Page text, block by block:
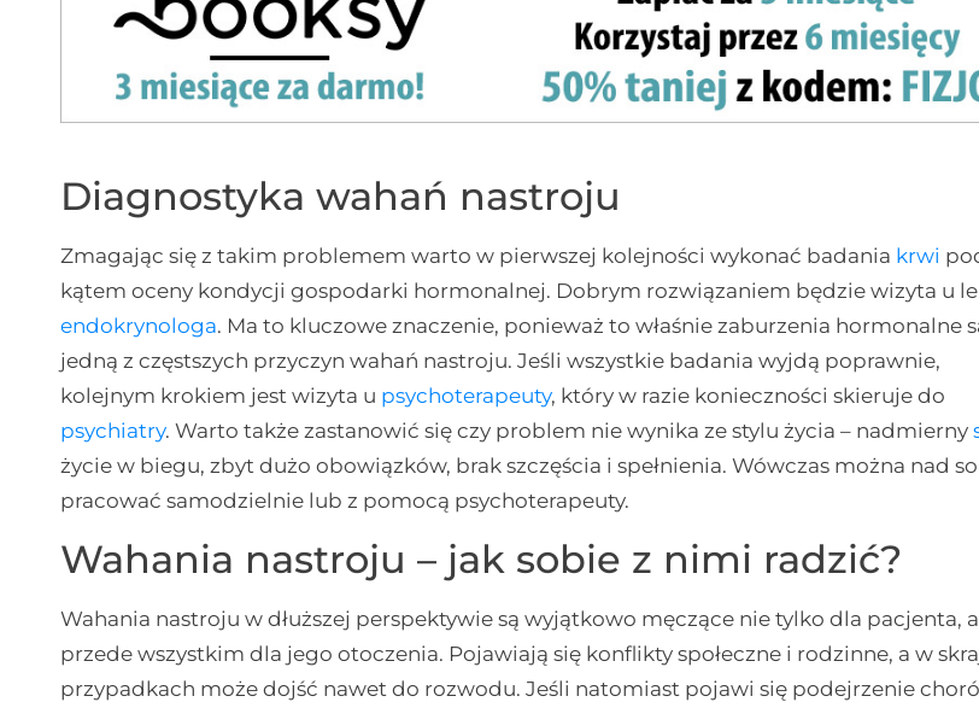
Diagnostyka wahań nastroju
Zmagając się z takim problemem warto w pierwszej kolejności wykonać badania krwi
kątem oceny kondycji gospodarki hormonalnej. Dobrym rozwiązaniem będzie wizyta u
endokrynologa. Ma to kluczowe znaczenie, ponieważ to właśnie zaburzenia hormonalne
jedną z częstszych przyczyn wahań nastroju. Jeśli wszystkie badania wyjdą poprawnie,
kolejnym krokiem jest wizyta u psychoterapeuty, który w razie konieczności skieruje do
psychiatry. Warto także zastanowić się czy problem nie wynika ze stylu życia – nadmierny
życie w biegu, zbyt dużo obowiązków, brak szczęścia i spełnienia. Wówczas można nad
pracować samodzielnie lub z pomocą psychoterapeuty.
Wahania nastroju – jak sobie z nimi radzić?
Wahania nastroju w dłuższej perspektywie są wyjątkowo męczące nie tylko dla pacjenta,
przede wszystkim dla jego otoczenia. Pojawiają się konflikty społeczne i rodzinne, a w
przypadkach może dojść nawet do rozwodu. Jeśli natomiast pojawi się podejrzenie